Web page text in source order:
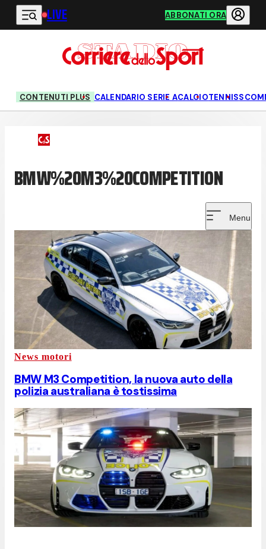
Vai al contenuto principale
LIVE ABBONATI ORA
CONTENUTI PLUS CALENDARIO SERIE ACALCIOTENNIS
BMW%20M3%20COMPETITION
Menu
News motori
BMW M3 Competition, la nuova auto della
polizia australiana è tostissima